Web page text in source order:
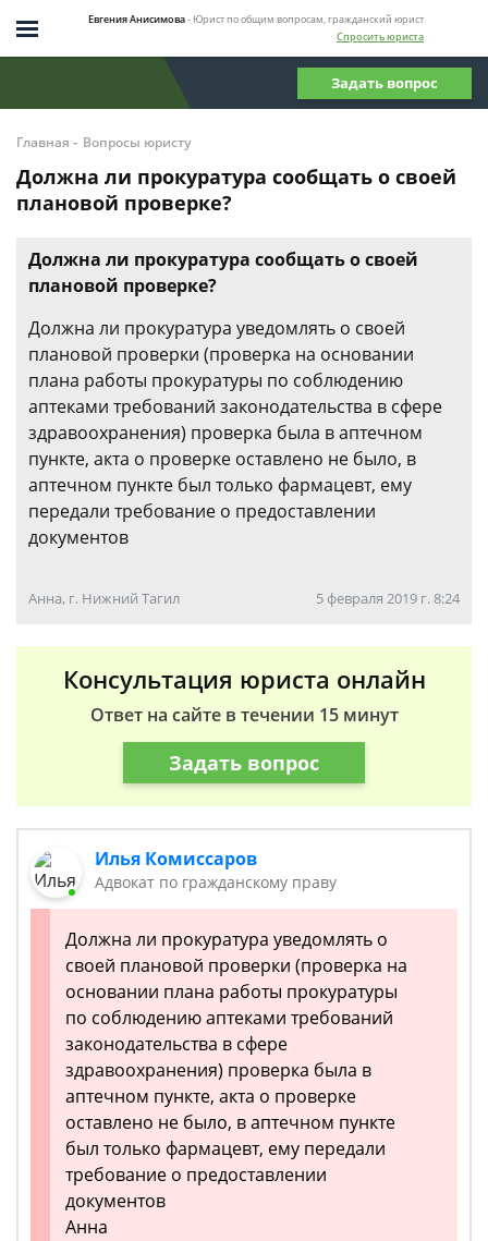
Евгения Анисимова- Юрист по общим вопросам, гражданский юрист
Спросить юриста
Задать вопрос
Главная - Вопросы юристу
Должна ли прокуратура сообщать о своей
плановой проверке?
Должна ли прокуратура сообщать о своей
плановой проверке?
Должна ли прокуратура уведомлять о своей
плановой проверки (проверка на основании
плана работы прокуратуры по соблюдению
аптеками требований законодательства в сфере
здравоохранения) проверка была в аптечном
пункте, акта о проверке оставлено не было, в
аптечном пункте был только фармацевт, ему
передали требование о предоставлении
документов
Анна, г. Нижний Тагил 5 февраля 2019 г. 8:24
Консультация юриста онлайн
Ответ на сайте в течении 15 минут
Задать вопрос
Илья Комиссаров
Адвокат по гражданскому праву
Должна ли прокуратура уведомлять о
своей плановой проверки (проверка на
основании плана работы прокуратуры
по соблюдению аптеками требований
законодательства в сфере
здравоохранения) проверка была в
аптечном пункте, акта о проверке
оставлено не было, в аптечном пункте
был только фармацевт, ему передали
требование о предоставлении
документов
Анна